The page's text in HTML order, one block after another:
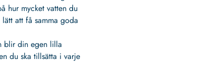
hur mycket vatten du
att få samma goda
blir din egen lilla
du ska tillsätta i varje